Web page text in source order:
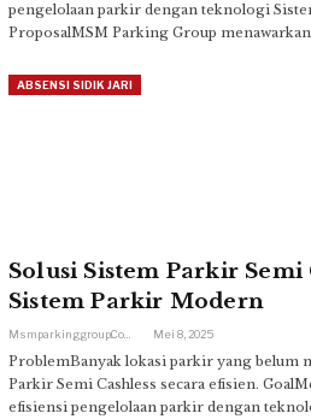
pengelolaan parkir dengan teknologi
ProposalMSM Parking Group
ABSENSI SIDIK JARI
Solusi Sistem Parkir Semi
Sistem Parkir Modern
Mei 8, 2025
ProblemBanyak lokasi parkir yang belum
Parkir Semi Cashless secara efisien.
efisiensi pengelolaan parkir dengan